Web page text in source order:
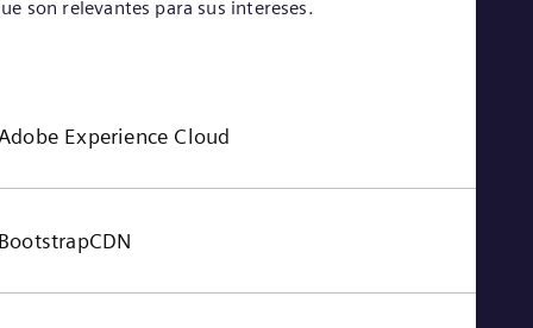
son relevantes para sus intereses.
Experience Cloud